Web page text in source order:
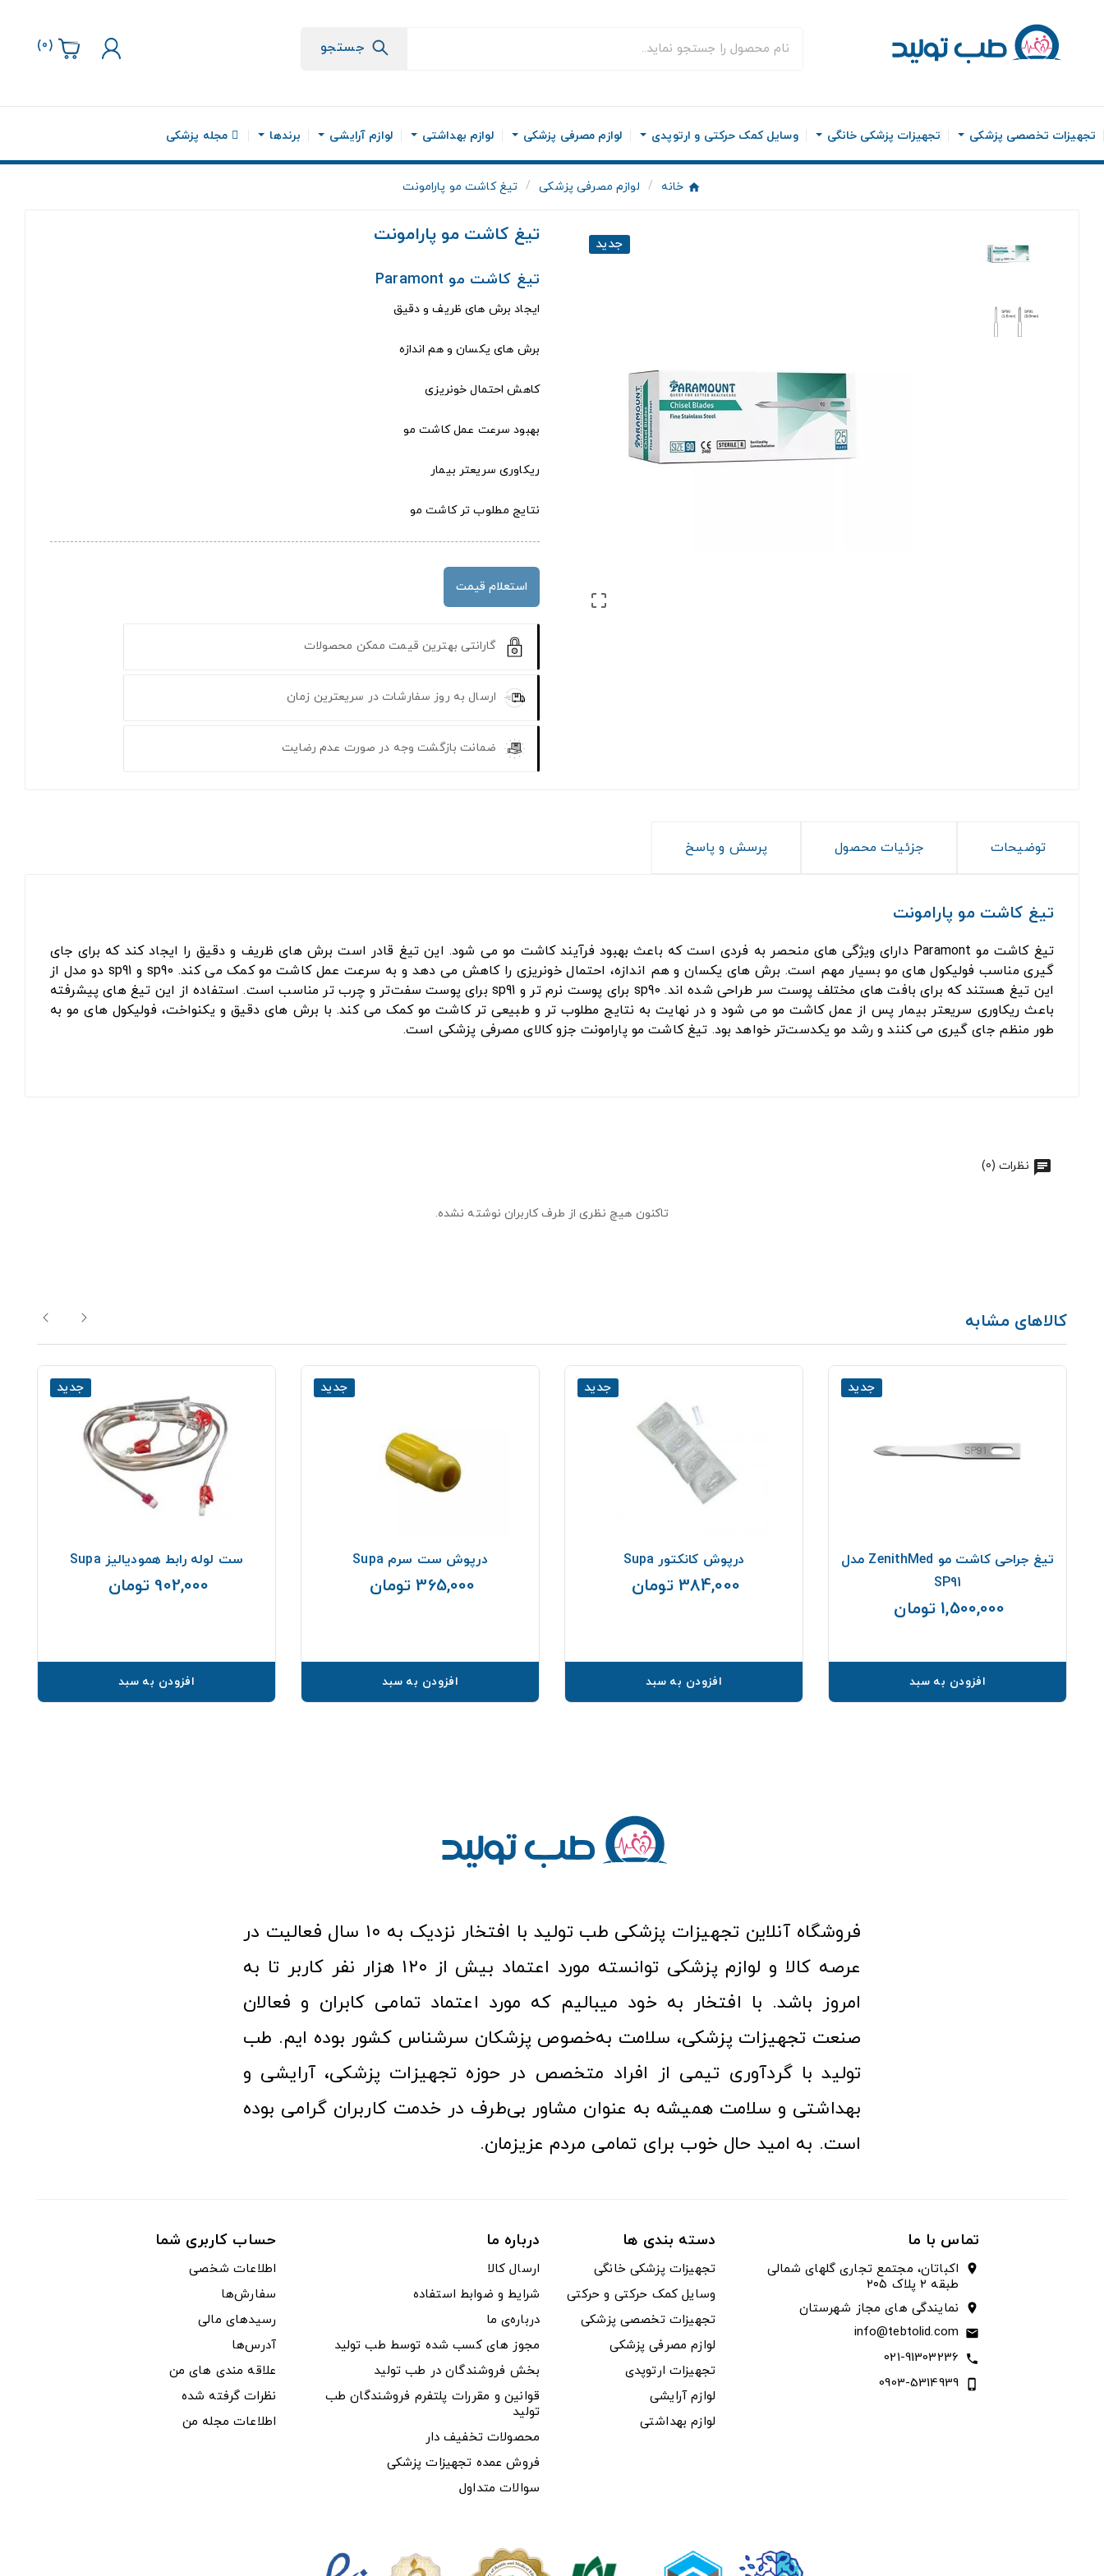
جستجو (
0
)
تجهیزات تخصصی پزشکی تجهیزات پزشکی خانگی وسایل کمک حرکتی و ارتوپدی لوازم مصرفی پزشکی لوازم بهداشتی لوازم آرایشی برندها مجله پزشکی
خانه لوازم مصرفی پزشکی تیغ کاشت مو پارامونت
جدید

تیغ کاشت مو پارامونت
تیغ کاشت مو Paramont
ایجاد برش های ظریف و دقیق
برش های یکسان و هم اندازه
کاهش احتمال خونریزی
بهبود سرعت عمل کاشت مو
ریکاوری سریعتر بیمار
نتایج مطلوب تر کاشت مو
استعلام قیمت
گارانتی بهترین قیمت ممکن محصولات
ارسال به روز سفارشات در سریعترین زمان
ضمانت بازگشت وجه در صورت عدم رضایت
توضیحات جزئیات محصول پرسش و پاسخ
تیغ کاشت مو پارامونت
تیغ کاشت مو Paramont دارای ویژگی های منحصر به فردی است که باعث بهبود فرآیند کاشت مو می شود. این تیغ قادر است برش های ظریف و دقیق را ایجاد کند که برای جای
گیری مناسب فولیکول های مو بسیار مهم است. برش های یکسان و هم اندازه، احتمال خونریزی را کاهش می دهد و به سرعت عمل کاشت مو کمک می کند. sp90 و sp91 دو مدل از
این تیغ هستند که برای بافت های مختلف پوست سر طراحی شده اند. sp90 برای پوست نرم تر و sp91 برای پوست سفت‌تر و چرب تر مناسب است. استفاده از این تیغ های پیشرفته
باعث ریکاوری سریعتر بیمار پس از عمل کاشت مو می شود و در نهایت به نتایج مطلوب تر و طبیعی تر کاشت مو کمک می کند. با برش های دقیق و یکنواخت، فولیکول های مو به
طور منظم جای گیری می کنند و رشد مو یکدست‌تر خواهد بود. تیغ کاشت مو پارامونت جزو کالای مصرفی پزشکی است.
نظرات (0)
تاکنون هیچ نظری از طرف کاربران نوشته نشده.
کالاهای مشابه
جدید
تیغ جراحی کاشت مو ZenithMed مدل
SP91
1,500,000 تومان
افزودن به سبد
جدید
درپوش کانکتور Supa
384,000 تومان
افزودن به سبد
جدید
درپوش ست سرم Supa
365,000 تومان
افزودن به سبد
جدید
ست لوله رابط همودیالیز Supa
902,000 تومان
افزودن به سبد
فروشگاه آنلاین تجهیزات پزشکی طب تولید با افتخار نزدیک به ۱۰ سال فعالیت در
عرصه کالا و لوازم پزشکی توانسته مورد اعتماد بیش از ۱۲۰ هزار نفر کاربر تا به
امروز باشد. با افتخار به خود میبالیم که مورد اعتماد تمامی کابران و فعالان
صنعت تجهیزات پزشکی، سلامت به‌خصوص پزشکان سرشناس کشور بوده ایم. طب
تولید با گردآوری تیمی از افراد متخصص در حوزه تجهیزات پزشکی، آرایشی و
بهداشتی و سلامت همیشه به عنوان مشاور بی‌طرف در خدمت کاربران گرامی بوده
است. به امید حال خوب برای تمامی مردم عزیزمان.
تماس با ما
location_on
اکباتان، مجتمع تجاری گلهای شمالی
طبقه ۲ پلاک ۲۰۵
location_on نمایندگی های مجاز شهرستان
email
info@tebtolid.com
call
021-91303236
phone_iphone
0903-5314939
دسته بندی ها
تجهیزات پزشکی خانگی
وسایل کمک حرکتی و حرکتی
تجهیزات تخصصی پزشکی
لوازم مصرفی پزشکی
تجهیزات ارتوپدی
لوازم آرایشی
لوازم بهداشتی
درباره ما
ارسال کالا
شرایط و ضوابط استفاده
درباره‌ی ما
مجوز های کسب شده توسط طب تولید
بخش فروشندگان در طب تولید
قوانین و مقررات پلتفرم فروشندگان طب
تولید
محصولات تخفیف دار
فروش عمده تجهیزات پزشکی
سوالات متداول
حساب کاربری شما
اطلاعات شخصی
سفارش‌ها
رسیدهای مالی
آدرس‌ها
علاقه مندی های من
نظرات گرفته شده
اطلاعات مجله من